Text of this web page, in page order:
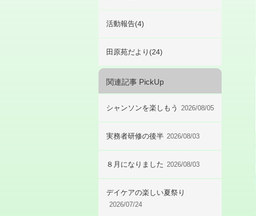
活動報告(4)
田原苑だより(24)
関連記事 PickUp
シャンソンを楽しもう 2026/08/05
実務者研修の後半 2026/08/03
８月になりました 2026/08/03
デイケアの楽しい夏祭り
2026/07/24